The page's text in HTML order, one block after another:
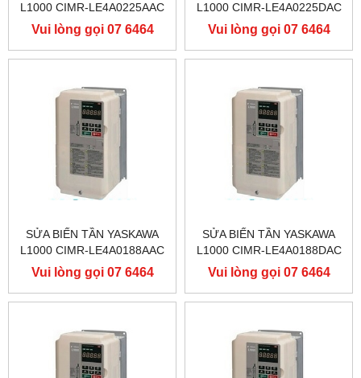
L1000 CIMR-LE4A0225AAC
400V 110KW, BIẾN TẦN
YASKAWA L1000
Vui lòng gọi 07 6464
9556
L1000 CIMR-LE4A0225DAC
400V 110KW, BIẾN TẦN
YASKAWA L1000
Vui lòng gọi 07 6464
9556
SỬA BIẾN TẦN YASKAWA
L1000 CIMR-LE4A0188AAC
400V 90KW, BIẾN TẦN
YASKAWA L1000
Vui lòng gọi 07 6464
9556
SỬA BIẾN TẦN YASKAWA
L1000 CIMR-LE4A0188DAC
400V 90KW, BIẾN TẦN
YASKAWA L1000
Vui lòng gọi 07 6464
9556